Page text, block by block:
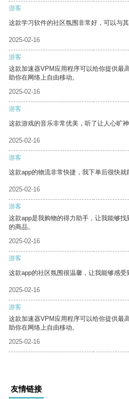
游客
这款学习软件的社区氛围非常好，可以与
2025-02-16
游客
这款加速器VPM应用程序可以给你提供最
助你在网络上自由移动。
2025-02-16
游客
这款游戏的音乐非常优美，听了让人心旷神
2025-02-16
游客
这款app的物流非常快捷，我下单后很快就
2025-02-16
游客
这款app是我购物的得力助手，让我能够
的商品。
2025-02-16
游客
这款app的社区氛围很温馨，让我能够感受
2025-02-16
游客
这款加速器VPM应用程序可以给你提供最
助你在网络上自由移动。
2025-02-16
友情链接